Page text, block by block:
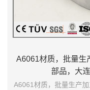
A6061材质，批量生
部品，大
A6061材质，批量生产